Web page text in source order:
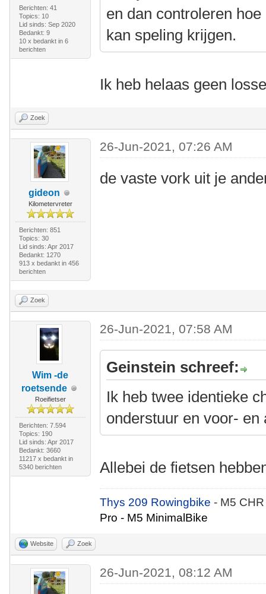
Berichten: 41
Topics: 10
Lid sinds: Sep 2020
Bedankt: 9
10 x bedankt in 6
berichten
en dan controleren
kan speling krijgen.
Ik heb helaas geen
Zoek
gideon
Kilometervreter
Berichten: 851
Topics: 30
Lid sinds: Apr 2017
Bedankt: 1270
913 x bedankt in 456
berichten
26-Jun-2021, 07:26 AM
de vaste vork uit je
Zoek
Wim -de
roetsende
Roeifietser
Berichten: 7.594
Topics: 190
Lid sinds: Apr 2017
Bedankt: 3660
11217 x bedankt in
5340 berichten
26-Jun-2021, 07:58 AM
Geinstein schreef:
Ik heb twee identieke
onderstuur en voor- en
Allebei de fietsen
Thys 209 Rowingbike- M5
Pro - M5 MinimalBike
Website Zoek
26-Jun-2021, 08:12 AM